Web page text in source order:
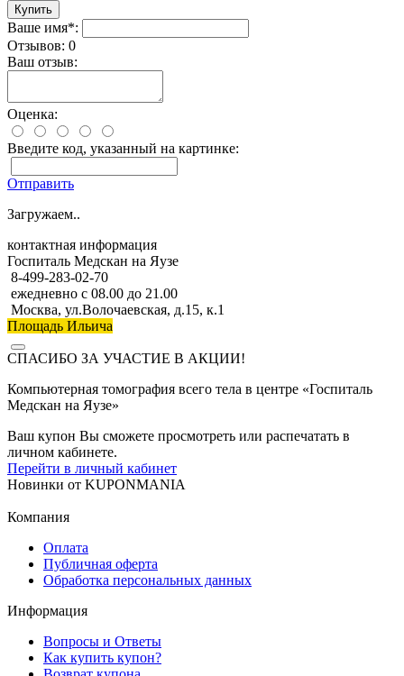
Ваше имя*:
Отзывов: 0
Ваш отзыв:
Оценка:
Введите код, указанный на картинке:
Отправить
Загружаем..
контактная информация
Госпиталь Медскан на Яузе
8-499-283-02-70
ежедневно с 08.00 до 21.00
Москва, ул.Волочаевская, д.15, к.1
Площадь Ильича
СПАСИБО ЗА УЧАСТИЕ В АКЦИИ!
Компьютерная томография всего тела в центре «Госпиталь
Медскан на Яузе»
Ваш купон Вы сможете просмотреть или распечатать в
личном кабинете.
Перейти в личный кабинет
Новинки от KUPONMANIA
Компания
Оплата
Публичная оферта
Обработка персональных данных
Информация
Вопросы и Ответы
Как купить купон?